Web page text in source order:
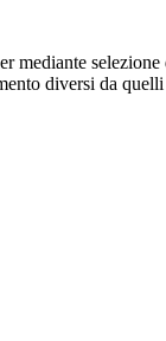
mediante
diversi da